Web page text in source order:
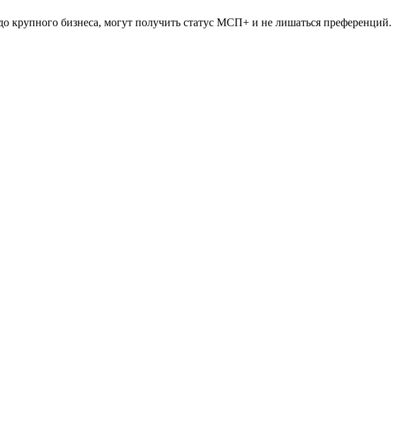
крупного бизнеса, могут получить статус МСП+ и не лишаться преференций.